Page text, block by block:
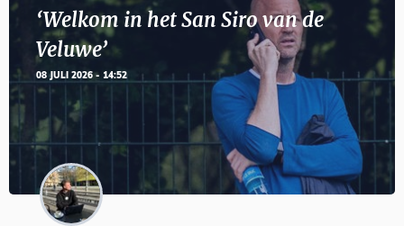
‘Welkom in het San Siro van de
Veluwe’
08 JULI 2026 - 14:52